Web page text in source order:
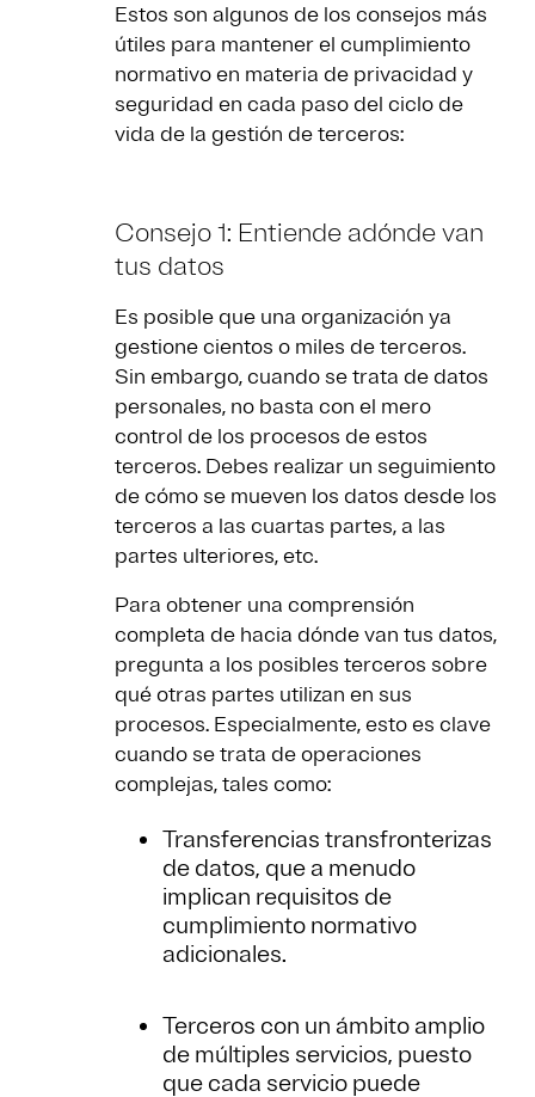
Estos son algunos de los consejos más
útiles para mantener el cumplimiento
normativo en materia de privacidad y
seguridad en cada paso del ciclo de
vida de la gestión de terceros:
Consejo 1: Entiende adónde van
tus datos
Es posible que una organización ya
gestione cientos o miles de terceros.
Sin embargo, cuando se trata de datos
personales, no basta con el mero
control de los procesos de estos
terceros. Debes realizar un seguimiento
de cómo se mueven los datos desde los
terceros a las cuartas partes, a las
partes ulteriores, etc.
Para obtener una comprensión
completa de hacia dónde van tus datos,
pregunta a los posibles terceros sobre
qué otras partes utilizan en sus
procesos. Especialmente, esto es clave
cuando se trata de operaciones
complejas, tales como:
Transferencias transfronterizas
de datos, que a menudo
implican requisitos de
cumplimiento normativo
adicionales.
Terceros con un ámbito amplio
de múltiples servicios, puesto
que cada servicio puede